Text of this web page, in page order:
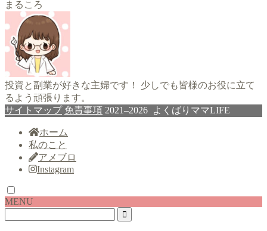
まるころ
投資と副業が好きな主婦です！ 少しでも皆様のお役に立て
るよう頑張ります。
サイトマップ 免責事項 2021–2026 よくばりママLIFE
ホーム
私のこと
アメブロ
Instagram
MENU